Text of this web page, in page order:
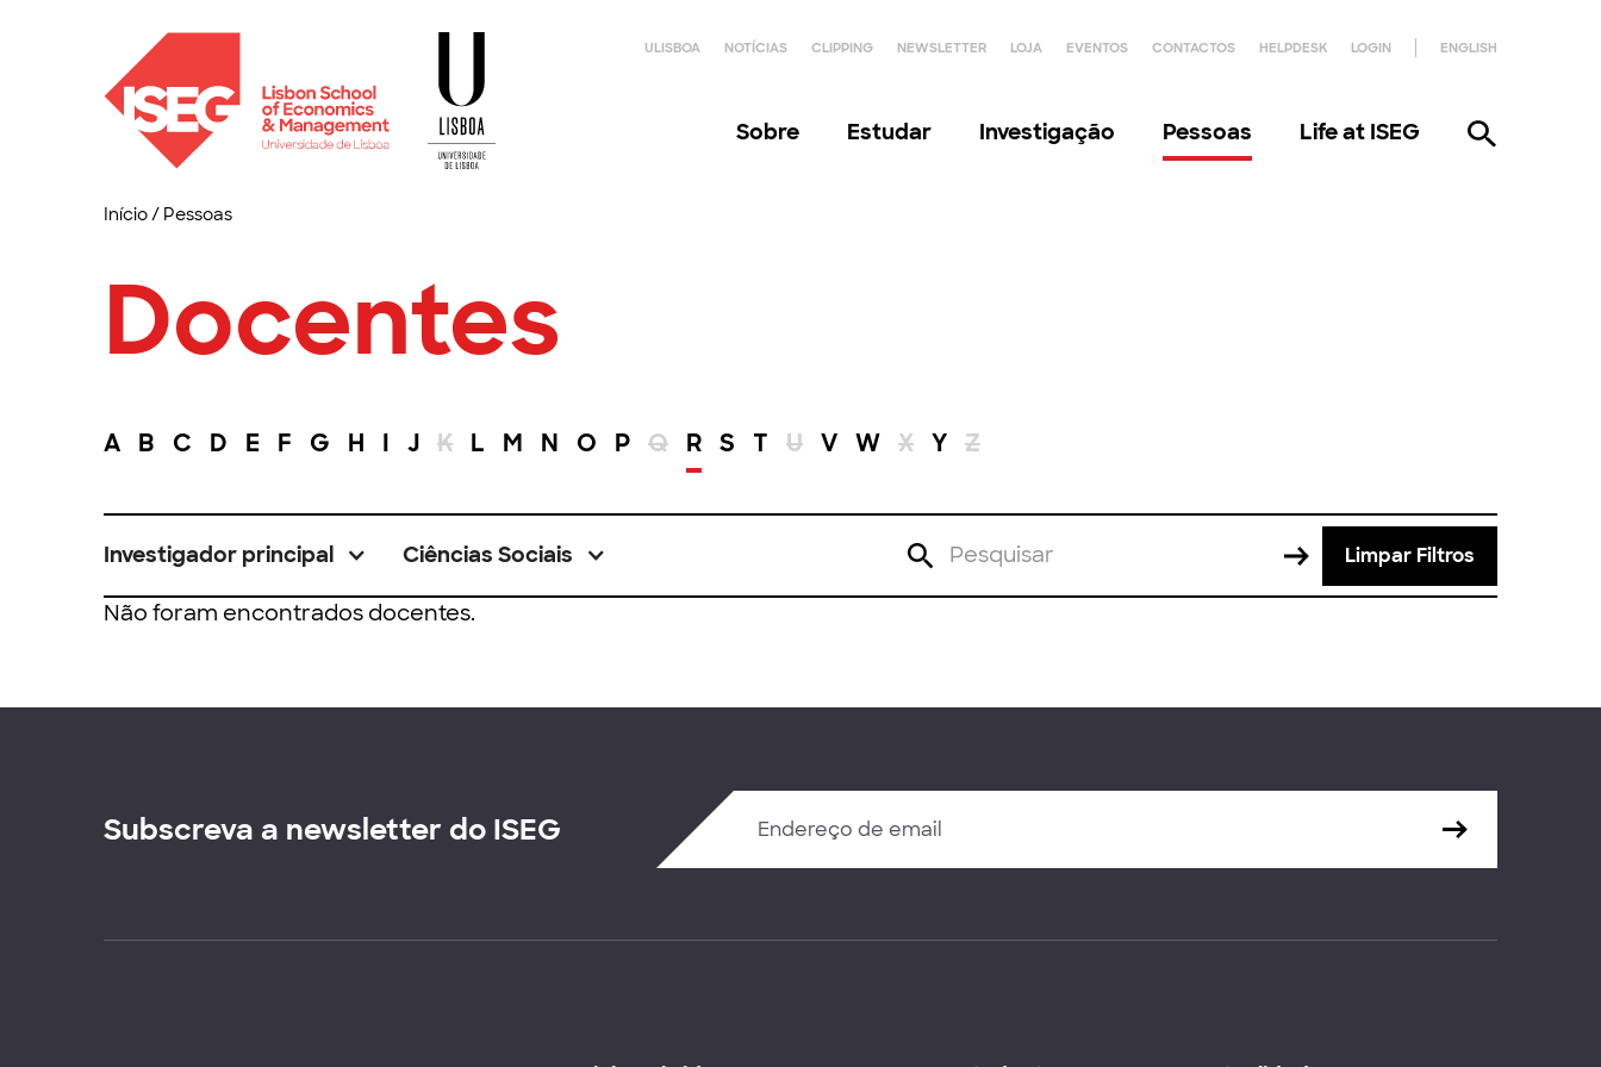
ULISBOA NOTÍCIAS CLIPPING NEWSLETTER LOJA EVENTOS CONTACTOS HELPDESK LOGIN ENGLISH
Sobre Estudar Investigação Pessoas Life at ISEG
Início/ Pessoas
Docentes
A B C D E F G H I J K L M N O P Q R S T U V W X Y Z
Investigador principal Ciências Sociais Limpar Filtros
Não foram encontrados docentes.
Subscreva a newsletter do ISEG